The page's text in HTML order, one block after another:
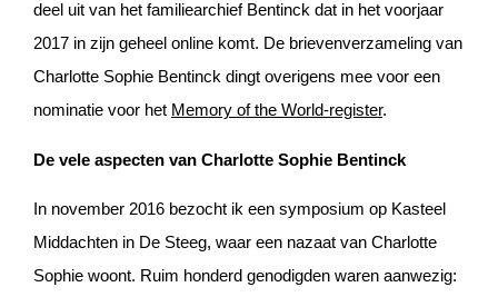
deel uit van het familiearchief Bentinck dat in het voorjaar
2017 in zijn geheel online komt. De brievenverzameling van
Charlotte Sophie Bentinck dingt overigens mee voor een
nominatie voor het Memory of the World-register.
De vele aspecten van Charlotte Sophie Bentinck
In november 2016 bezocht ik een symposium op Kasteel
Middachten in De Steeg, waar een nazaat van Charlotte
Sophie woont. Ruim honderd genodigden waren aanwezig: